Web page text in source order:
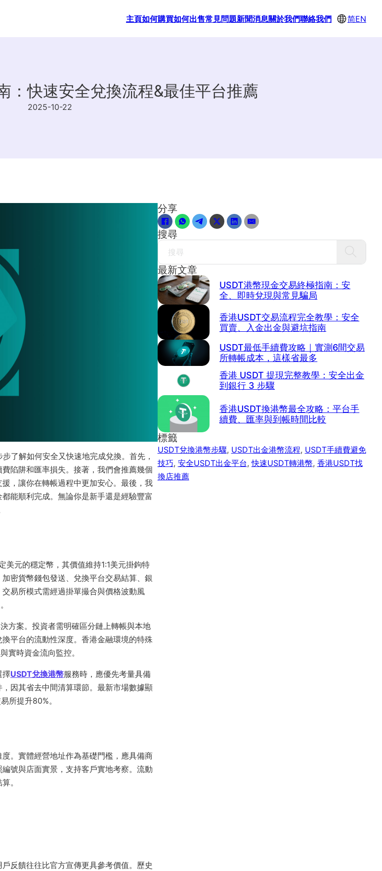
主頁如何購買如何出售常見問題新聞消息關於我們聯絡我們 简EN
：快速安全兌換流程&最佳平台推薦
2025-10-22
了解如何安全又快速地完成兌換。首先，
陷阱和匯率損失。接著，我們會推薦幾個
，讓你在轉帳過程中更加安心。最後，我
能順利完成。無論你是新手還是經驗豐富
元的穩定幣，其價值維持1:1美元掛鉤特
密貨幣錢包發送、兌換平台交易結算、銀
易所模式需經過掛單撮合與價格波動風
方案。投資者需明確區分鏈上轉帳與本地
平台的流動性深度。香港金融環境的特殊
實時資金流向監控。
擇USDT兌換港幣服務時，應優先考量具備
因其省去中間清算環節。最新市場數據顯
所提升80%。
。實體經營地址作為基礎門檻，應具備商
號與店面實景，支持客戶實地考察。流動
。
反饋往往比官方宣傳更具參考價值。歷史
分享
搜尋
Search
最新文章
USDT港幣現金交易終極指南：安
全、即時兌現與常見騙局
香港USDT交易流程完全教學：安全
買賣、入金出金與避坑指南
USDT最低手續費攻略｜實測6間交易
所轉帳成本，這樣省最多
香港 USDT 提現完整教學：安全出金
到銀行 3 步驟
香港USDT換港幣最全攻略：平台手
續費、匯率與到帳時間比較
標籤
USDT兌換港幣步驟, USDT出金港幣流程, USDT手續費避免
技巧, 安全USDT出金平台,快速USDT轉港幣, 香港USDT找
換店推薦